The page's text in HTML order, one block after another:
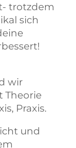
trotzdem
sich
wir
Theorie
Praxis.
und